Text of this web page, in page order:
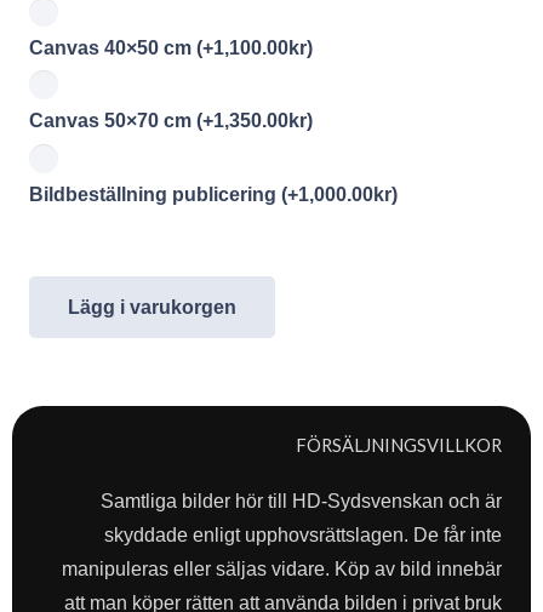
Canvas 40×50 cm (+1,100.00kr)
Canvas 50×70 cm (+1,350.00kr)
Bildbeställning publicering (+1,000.00kr)
Lägg i varukorgen
FÖRSÄLJNINGSVILLKOR
Samtliga bilder hör till HD-Sydsvenskan och är
skyddade enligt upphovsrättslagen. De får inte
manipuleras eller säljas vidare. Köp av bild innebär
att man köper rätten att använda bilden i privat bruk